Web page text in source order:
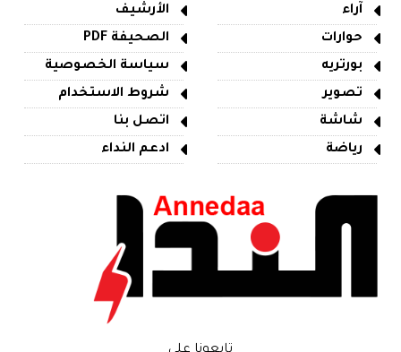
آراء
حوارات
بورتريه
تصوير
شاشة
رياضة
الأرشيف
الصحيفة PDF
سياسة الخصوصية
شروط الاستخدام
اتصل بنا
ادعم النداء